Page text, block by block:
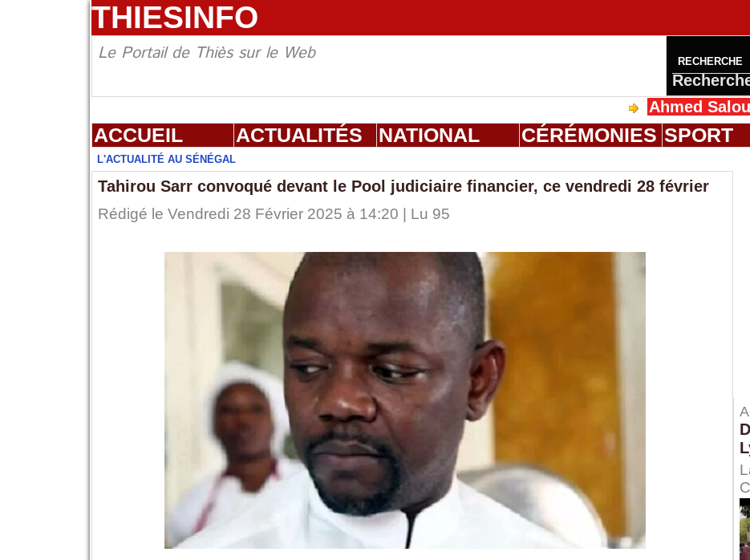
THIESINFO
Le Portail de Thiès sur le Web RECHERCHE
Ahmed Saloum
ACCUEIL ACTUALITÉS NATIONAL CÉRÉMONIES SPORT
L'ACTUALITÉ AU SÉNÉGAL
Tahirou Sarr convoqué devant le Pool judiciaire financier, ce vendredi 28 février
Rédigé le Vendredi 28 Février 2025 à 14:20 | Lu 95